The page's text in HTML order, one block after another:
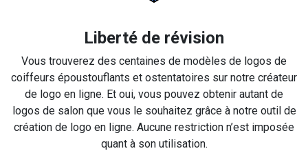
Liberté de révision
Vous trouverez des centaines de modèles de logos de
coiffeurs époustouflants et ostentatoires sur notre créateur
de logo en ligne. Et oui, vous pouvez obtenir autant de
logos de salon que vous le souhaitez grâce à notre outil de
création de logo en ligne. Aucune restriction n’est imposée
quant à son utilisation.